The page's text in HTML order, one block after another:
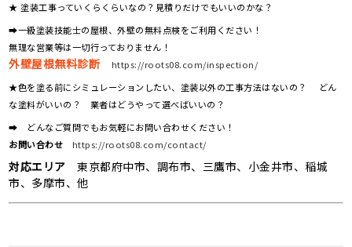
★ 塗装工事っていくらくらいなの？見積りだけでもいいのかな？
➡一級塗装技能士の屋根、外壁の無料点検をご利用ください！
無理な営業等は一切行っておりません！
外壁屋根無料診断
https://roots08.com/inspection/
★色を塗る前にシミュレーションしたい、塗装以外の工事方法はないの？ どん
な塗料がいいの？ 業者はどうやって選べばいいの？
➡ どんなご質問でもお気軽にお問い合わせください！
お問い合わせ
https://roots08.com/contact/
対応エリア 東京都府中市、調布市、三鷹市、小金井市、稲城
市、多摩市、他